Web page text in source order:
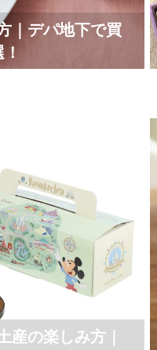
｜デパ地下で買
産の楽しみ方｜